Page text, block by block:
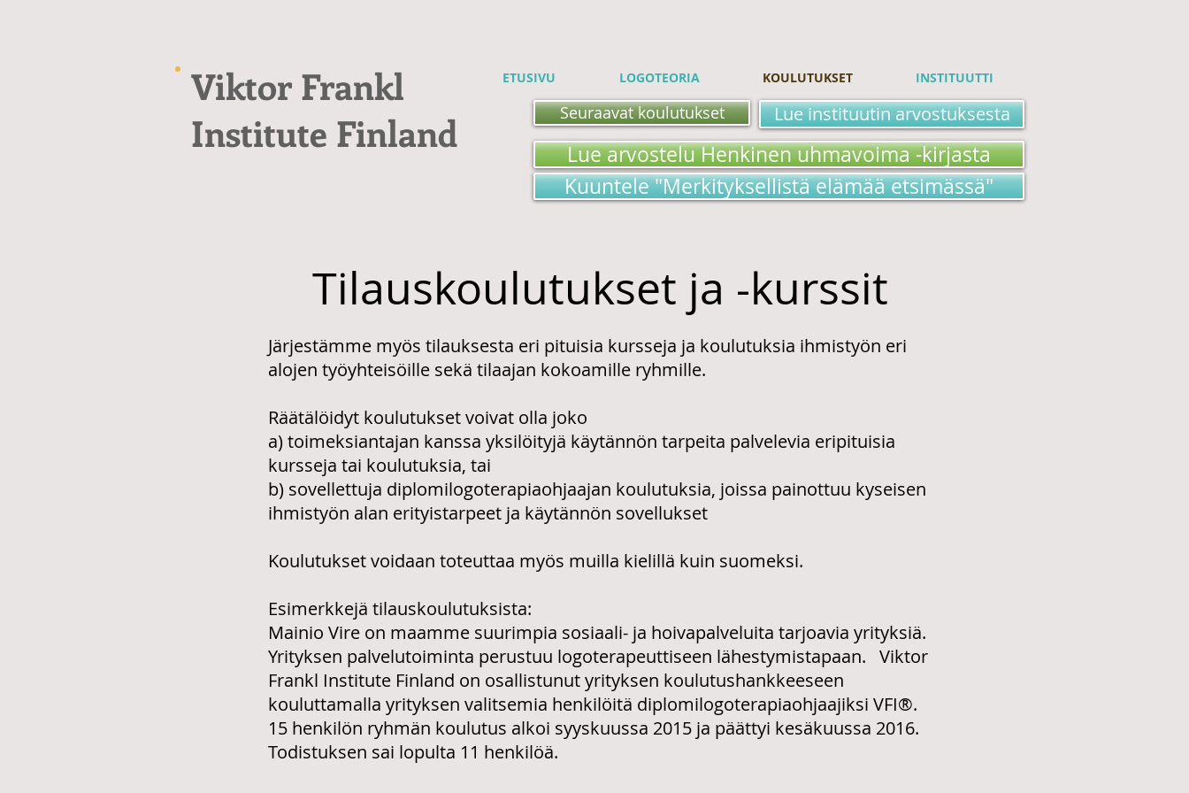
ETUSIVU LOGOTEORIA KOULUTUKSET INSTITUUTTI
Viktor Frankl
Institute Finland
Seuraavat koulutukset Lue instituutin arvostuksesta
Lue arvostelu Henkinen uhmavoima -kirjasta
Kuuntele "Merkityksellistä elämää etsimässä"
Tilauskoulutukset ja -kurssit
Järjestämme myös tilauksesta eri pituisia kursseja ja koulutuksia ihmistyön eri
alojen työyhteisöille sekä tilaajan kokoamille ryhmille.
Räätälöidyt koulutukset voivat olla joko
a) toimeksiantajan kanssa yksilöityjä käytännön tarpeita palvelevia eripituisia
kursseja tai koulutuksia, tai
b) sovellettuja diplomilogoterapiaohjaajan koulutuksia, joissa painottuu kyseisen
ihmistyön alan erityistarpeet ja käytännön sovellukset
Koulutukset voidaan toteuttaa myös muilla kielillä kuin suomeksi.
Esimerkkejä tilauskoulutuksista:
Mainio Vire on maamme suurimpia sosiaali- ja hoivapalveluita tarjoavia yrityksiä.
Yrityksen palvelutoiminta perustuu logoterapeuttiseen lähestymistapaan. Viktor
Frankl Institute Finland on osallistunut yrityksen koulutushankkeeseen
kouluttamalla yrityksen valitsemia henkilöitä diplomilogoterapiaohjaajiksi VFI®.
15 henkilön ryhmän koulutus alkoi syyskuussa 2015 ja päättyi kesäkuussa 2016.
Todistuksen sai lopulta 11 henkilöä.